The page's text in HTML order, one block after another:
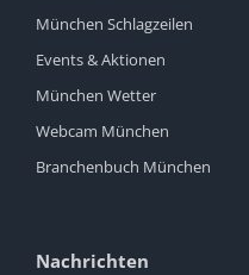
München Schlagzeilen
Events & Aktionen
München Wetter
Webcam München
Branchenbuch München
Nachrichten